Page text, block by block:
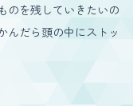
のを残していきたいの
んだら頭の中にストッ